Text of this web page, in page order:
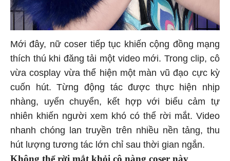
Mới đây, nữ coser tiếp tục khiến cộng đồng mạng
thích thú khi đăng tải một video mới. Trong clip, cô
vừa cosplay vừa thể hiện một màn vũ đạo cực kỳ
cuốn hút. Từng động tác được thực hiện nhịp
nhàng, uyển chuyển, kết hợp với biểu cảm tự
nhiên khiến người xem khó có thể rời mắt. Video
nhanh chóng lan truyền trên nhiều nền tảng, thu
hút lượng tương tác lớn chỉ sau thời gian ngắn.
Không thể rời mắt khỏi cô nàng coser này